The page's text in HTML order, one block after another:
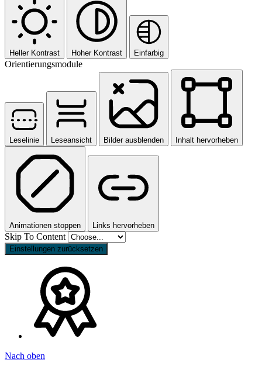
Heller Kontrast Hoher Kontrast Einfarbig
Orientierungsmodule
Leselinie Leseansicht Bilder ausblenden Inhalt hervorheben
Animationen stoppen Links hervorheben
Skip To Content
Einstellungen zurücksetzen
Nach oben